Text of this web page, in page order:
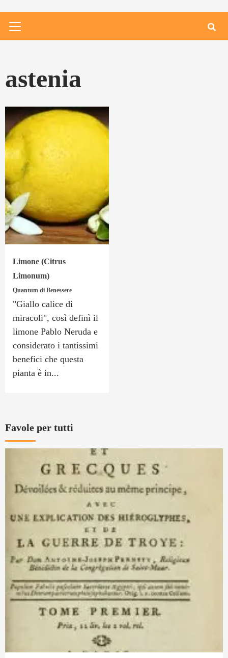
Menu
astenia
Limone (Citrus
Limonum)
Quantum di Benessere
"Giallo calice di
miracoli", così definì il
limone Pablo Neruda e
considerato i tantissimi
benefici che questa
pianta è in...
Favole per tutti